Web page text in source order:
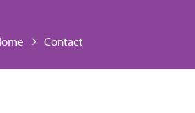
Contact